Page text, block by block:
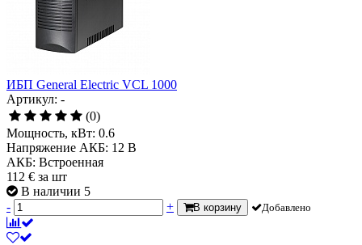
ИБП General Electric VCL 1000
Артикул: -
(0)
Мощность, кВт: 0.6
Напряжение АКБ: 12 В
АКБ: Встроенная
112 € за шт
В наличии 5
-
+ В корзину Добавлено